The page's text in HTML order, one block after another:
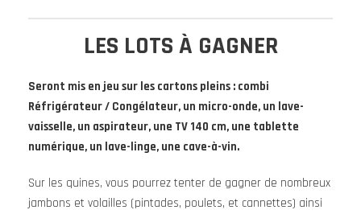
LES LOTS À GAGNER
Seront mis en jeu sur les cartons pleins : combi
Réfrigérateur / Congélateur, un micro-onde, un lave-
vaisselle, un aspirateur, une TV 140 cm, une tablette
numérique, un lave-linge, une cave-à-vin.
Sur les quines, vous pourrez tenter de gagner de nombreux
jambons et volailles (pintades, poulets, et cannettes) ainsi